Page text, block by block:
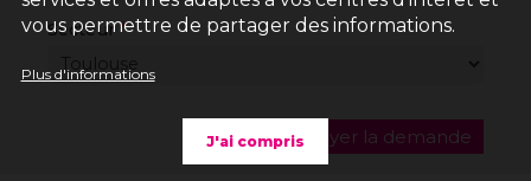
Secteur
vous permettre de partager des informations.
Plus d'informations
J'ai compris